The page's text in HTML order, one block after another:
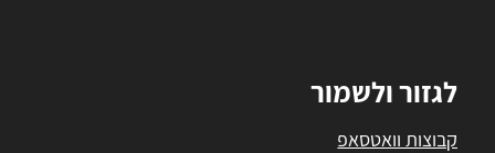
לגזור ולשמור
קבוצות וואטסאפ